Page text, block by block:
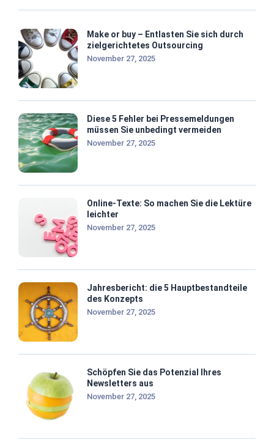
Make or buy – Entlasten Sie sich durch
zielgerichtetes Outsourcing
November 27, 2025
Diese 5 Fehler bei Pressemeldungen
müssen Sie unbedingt vermeiden
November 27, 2025
Online-Texte: So machen Sie die Lektüre
leichter
November 27, 2025
Jahresbericht: die 5 Hauptbestandteile
des Konzepts
November 27, 2025
Schöpfen Sie das Potenzial Ihres
Newsletters aus
November 27, 2025